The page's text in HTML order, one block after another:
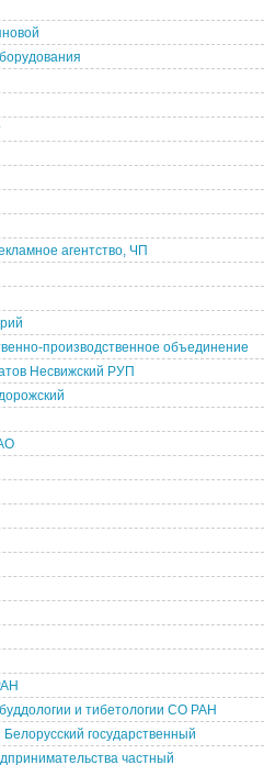
агентство, ЧП
производственное объединение
Несвижский РУП
и тибетологии СО РАН
государственный
частный